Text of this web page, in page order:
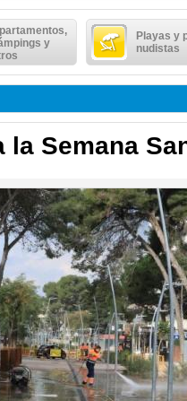
y
Playas y
nudistas
la Semana